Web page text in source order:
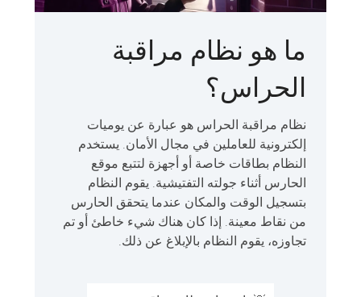
ما هو نظام مراقبة
الحراس؟
نظام مراقبة الحراس هو عبارة عن يوميات
إلكترونية للعاملين في مجال الأمان. يستخدم
النظام بطاقات خاصة أو أجهزة لتتبع موقع
الحارس أثناء جولته التفتيشية. يقوم النظام
بتسجيل الوقت والمكان عندما يتحقق الحارس
من نقاط معينة. إذا كان هناك شيء خاطئ أو تم
تجاوزه، يقوم النظام بالإبلاغ عن ذلك.